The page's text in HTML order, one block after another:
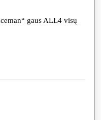
gaus ALL4 visų